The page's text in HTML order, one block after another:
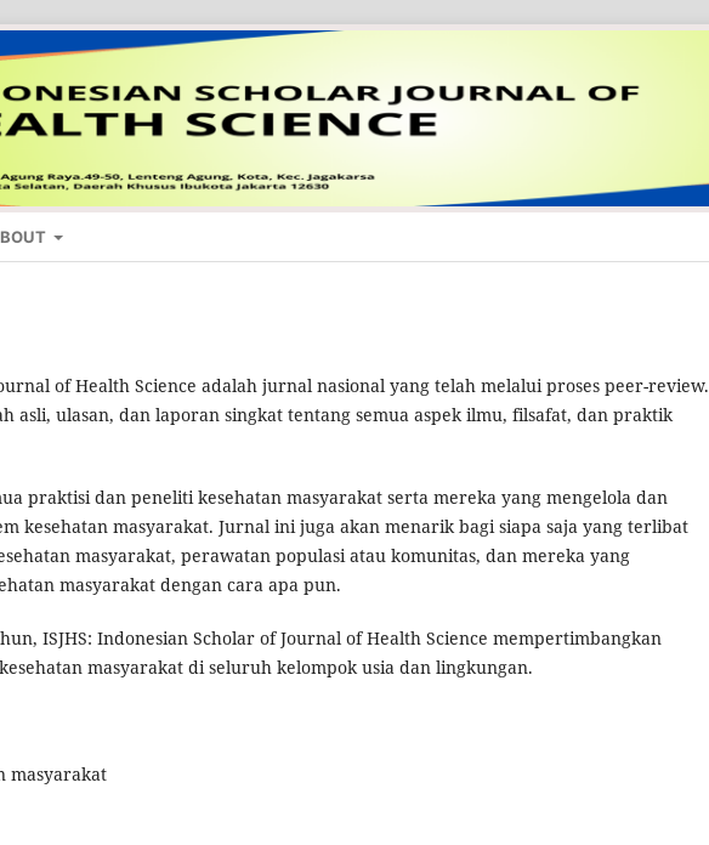
of Health Science adalah jurnal nasional yang telah melalui proses peer-review.
asli, ulasan, dan laporan singkat tentang semua aspek ilmu, filsafat, dan praktik
praktisi dan peneliti kesehatan masyarakat serta mereka yang mengelola dan
kesehatan masyarakat. Jurnal ini juga akan menarik bagi siapa saja yang terlibat
masyarakat, perawatan populasi atau komunitas, dan mereka yang
masyarakat dengan cara apa pun.
ISJHS: Indonesian Scholar of Journal of Health Science mempertimbangkan
masyarakat di seluruh kelompok usia dan lingkungan.
masyarakat